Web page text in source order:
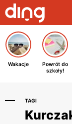
Wakacje
Powrót do
szkoły!
TAGI